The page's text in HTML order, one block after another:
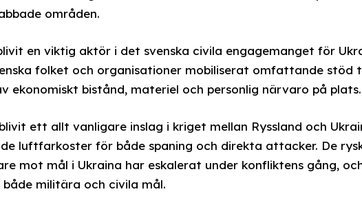
områden.
en viktig aktör i det svenska civila engagemanget för
folket och organisationer mobiliserat omfattande stöd
ekonomiskt bistånd, materiel och personlig närvaro på plats.
ett allt vanligare inslag i kriget mellan Ryssland och
luftfarkoster för både spaning och direkta attacker. De
mot mål i Ukraina har eskalerat under konfliktens gång,
militära och civila mål.